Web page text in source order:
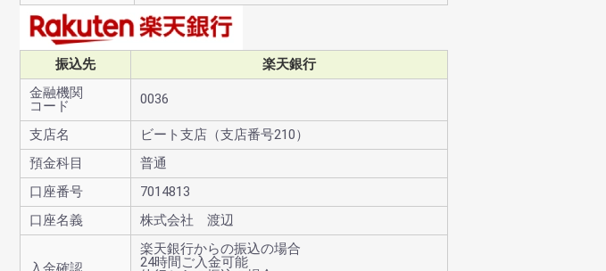
振込先
楽天銀行
金融機関
コード
0036
支店名
ビート支店（支店番号210）
預金科目
普通
口座番号
7014813
口座名義
株式会社 渡辺
楽天銀行からの振込の場合
24時間ご入金可能